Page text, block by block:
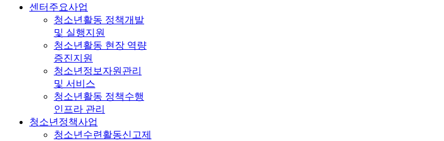
센터주요사업
청소년활동 정책개발
및 실행지원
청소년활동 현장 역량
증진지원
청소년정보자원관리
및 서비스
청소년활동 정책수행
인프라 관리
청소년정책사업
청소년수련활동신고제